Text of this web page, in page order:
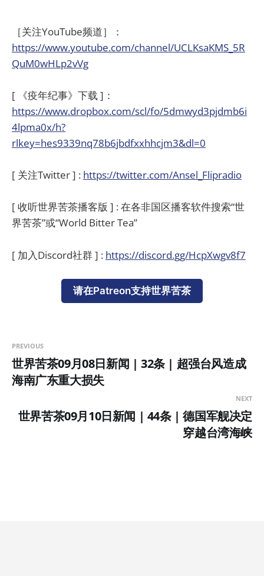
［关注YouTube频道］：
https://www.youtube.com/channel/UCLKsaKMS_5R
QuM0wHLp2vVg
[ 《疫年纪事》下载 ]：
https://www.dropbox.com/scl/fo/5dmwyd3pjdmb6i
4lpma0x/h?
rlkey=hes9339nq78b6jbdfxxhhcjm3&dl=0
[ 关注Twitter ] : https://twitter.com/Ansel_Flipradio
[ 收听世界苦茶播客版 ] : 在各非国区播客软件搜索“世
界苦茶”或“World Bitter Tea”
[ 加入Discord社群 ] : https://discord.gg/HcpXwgv8f7
请在Patreon支持世界苦茶
PREVIOUS
世界苦茶09月08日新闻 | 32条 | 超强台风造成
海南广东重大损失
NEXT
世界苦茶09月10日新闻 | 44条 | 德国军舰决定
穿越台湾海峡